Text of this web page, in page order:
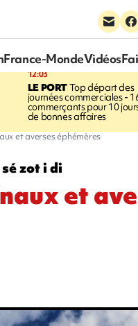
France-MondeVidéos
12:03
LE PORTTop départ des
journées commerciales -
commerçants pour 10
de bonnes affaires
et averses éphémères
zot i di
et